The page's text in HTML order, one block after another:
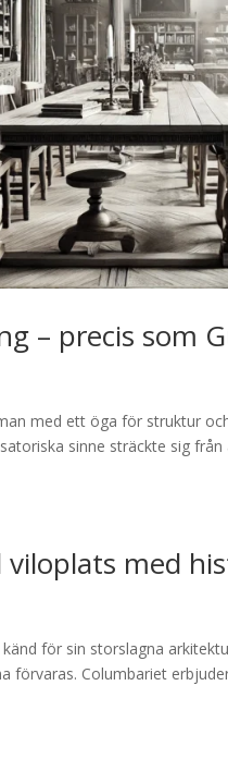
– precis som
med ett öga för struktur
sinne sträckte sig
med
för sin storslagna
förvaras. Columbariet